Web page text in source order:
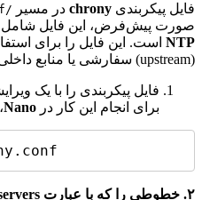
فایل پیکربندی chrony در مسیر /etc/chrony.conf
صورت پیش‌فرض، این فایل
NTP است. این فایل را برای
(upstream) سفارشی یا منابع داخلی شبکه تغییر دهید:
فایل پیکربندی را با یک
برای انجام این کار در Nano